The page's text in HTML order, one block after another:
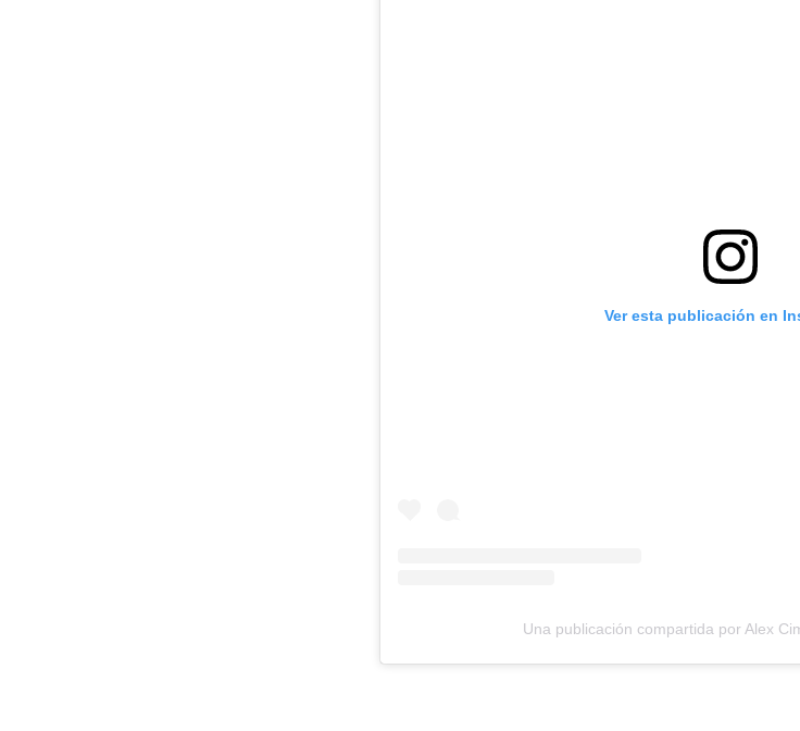
Ver esta publicación en
Una publicación compartida por Alex